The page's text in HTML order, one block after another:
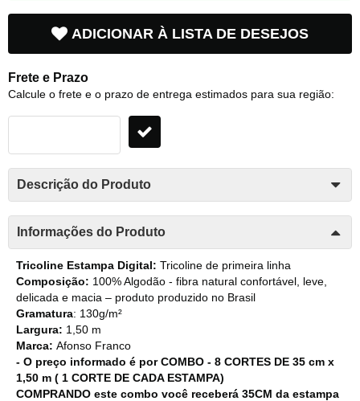
ADICIONAR À LISTA DE DESEJOS
Frete e Prazo
Calcule o frete e o prazo de entrega estimados para sua região:
Descrição do Produto
Informações do Produto
Tricoline Estampa Digital: Tricoline de primeira linha
Composição: 100% Algodão - fibra natural confortável, leve,
delicada e macia – produto produzido no Brasil
Gramatura: 130g/m²
Largura: 1,50 m
Marca: Afonso Franco
- O preço informado é por COMBO - 8 CORTES DE 35 cm x
1,50 m ( 1 CORTE DE CADA ESTAMPA)
COMPRANDO este combo você receberá 35CM da estampa